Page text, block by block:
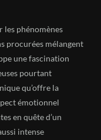
phénomènes
procurées mélangent
une fascination
pourtant
qu’offre la
émotionnel
en quête d’un
intense